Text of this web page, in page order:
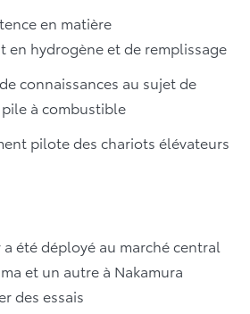
en matière
en hydrogène et de remplissage
connaissances au sujet de
à combustible
pilote des chariots élévateurs
été déployé au marché central
et un autre à Nakamura
des essais